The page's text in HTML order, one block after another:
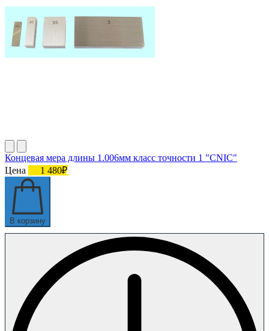
Концевая мера длины 1.006мм класс точности 1 "CNIC"
Цена
1 480₽
В корзину